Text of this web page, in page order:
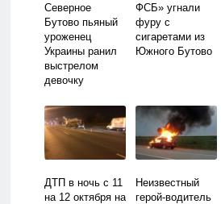
Северное
Бутово пьяный
уроженец
Украины ранил
выстрелом
девочку
ФСБ» угнали
фуру с
сигаретами из
Южного Бутово
ДТП в ночь с 11
на 12 октября на
Неизвестный
герой-водитель